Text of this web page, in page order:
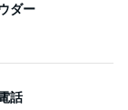
ダー
話